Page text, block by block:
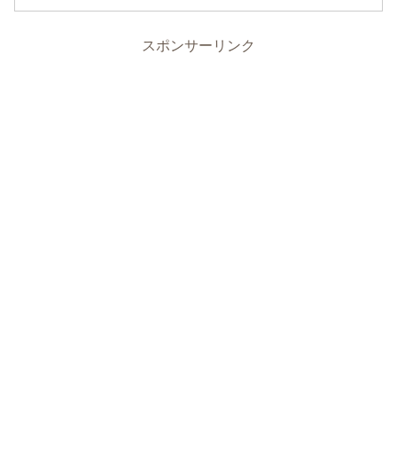
スポンサーリンク